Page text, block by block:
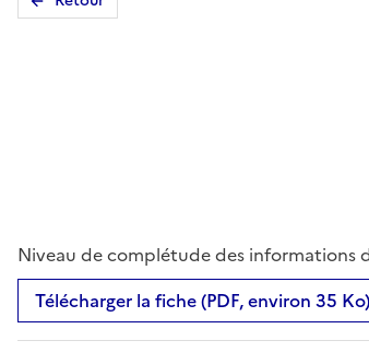
Niveau de complétude des informations
Télécharger la fiche (PDF, environ 35 Ko)